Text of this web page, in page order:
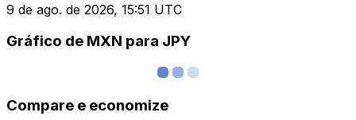
9 de ago. de 2026, 15:51 UTC
Gráfico de MXN para JPY
Compare e economize